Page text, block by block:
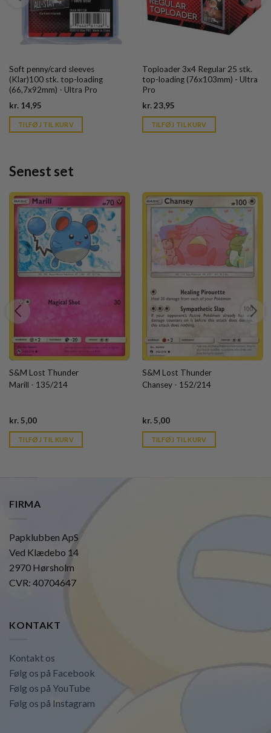
Soft penny/card sleeves
(Klar)100 stk. top-loading
(66,7x92mm) - Ultra Pro
kr. 14,95
is:
kr. 39,95.
TILFØJ TIL KURV
Toploader 3x4 Regular 25 stk.
top-loading (76x103mm) - Ultra
Pro
kr.23,95Current
is:
kr. 39,95.
TILFØJ TIL KURV
Senest set
S&M Lost Thunder
Marill - 135/214
kr.5,00Current
is:
kr. 39,95.
TILFØJ TIL KURV
S&M Lost Thunder
Chansey - 152/214
kr.5,00Current
is:
kr. 39,95.
TILFØJ TIL KURV
FIRMA
Papklubben ApS
Ved Klædebo 14
2970 Hørsholm
CVR: 40704647
KONTAKT
Kontakt os
Følg os på Facebook
Følg os på YouTube
Følg os på Instagram